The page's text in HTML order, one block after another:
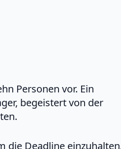
Personen vor. Ein
begeistert von der
die Deadline